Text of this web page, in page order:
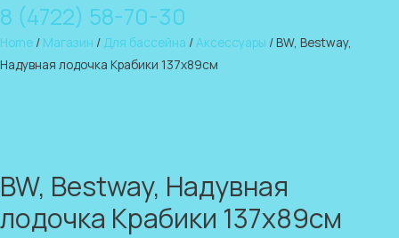
8 (4722) 58-70-30
Home / Магазин / Для бассейна /Аксессуары / BW, Bestway,
Надувная лодочка Крабики 137х89см
BW, Bestway, Надувная
лодочка Крабики 137х89см